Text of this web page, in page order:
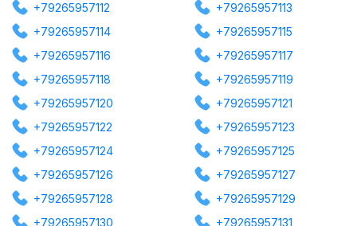
+79265957112
+79265957113
+79265957114
+79265957115
+79265957116
+79265957117
+79265957118
+79265957119
+79265957120
+79265957121
+79265957122
+79265957123
+79265957124
+79265957125
+79265957126
+79265957127
+79265957128
+79265957129
+79265957130
+79265957131